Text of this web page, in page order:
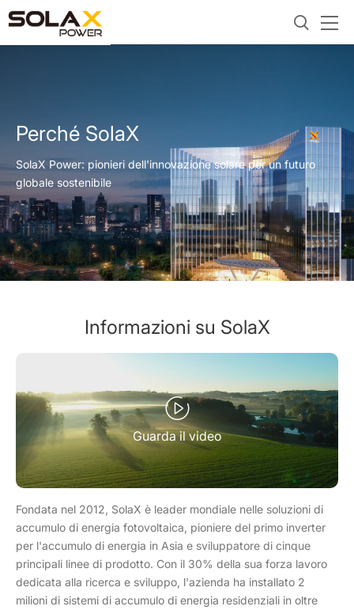
Perché SolaX
SolaX Power: pionieri dell'innovazione solare per un futuro
globale sostenibile
Informazioni su SolaX
Guarda il video
Fondata nel 2012, SolaX è leader mondiale nelle soluzioni di
accumulo di energia fotovoltaica, pioniere del primo inverter
per l'accumulo di energia in Asia e sviluppatore di cinque
principali linee di prodotto. Con il 30% della sua forza lavoro
dedicata alla ricerca e sviluppo, l'azienda ha installato 2
milioni di sistemi di accumulo di energia residenziali in oltre